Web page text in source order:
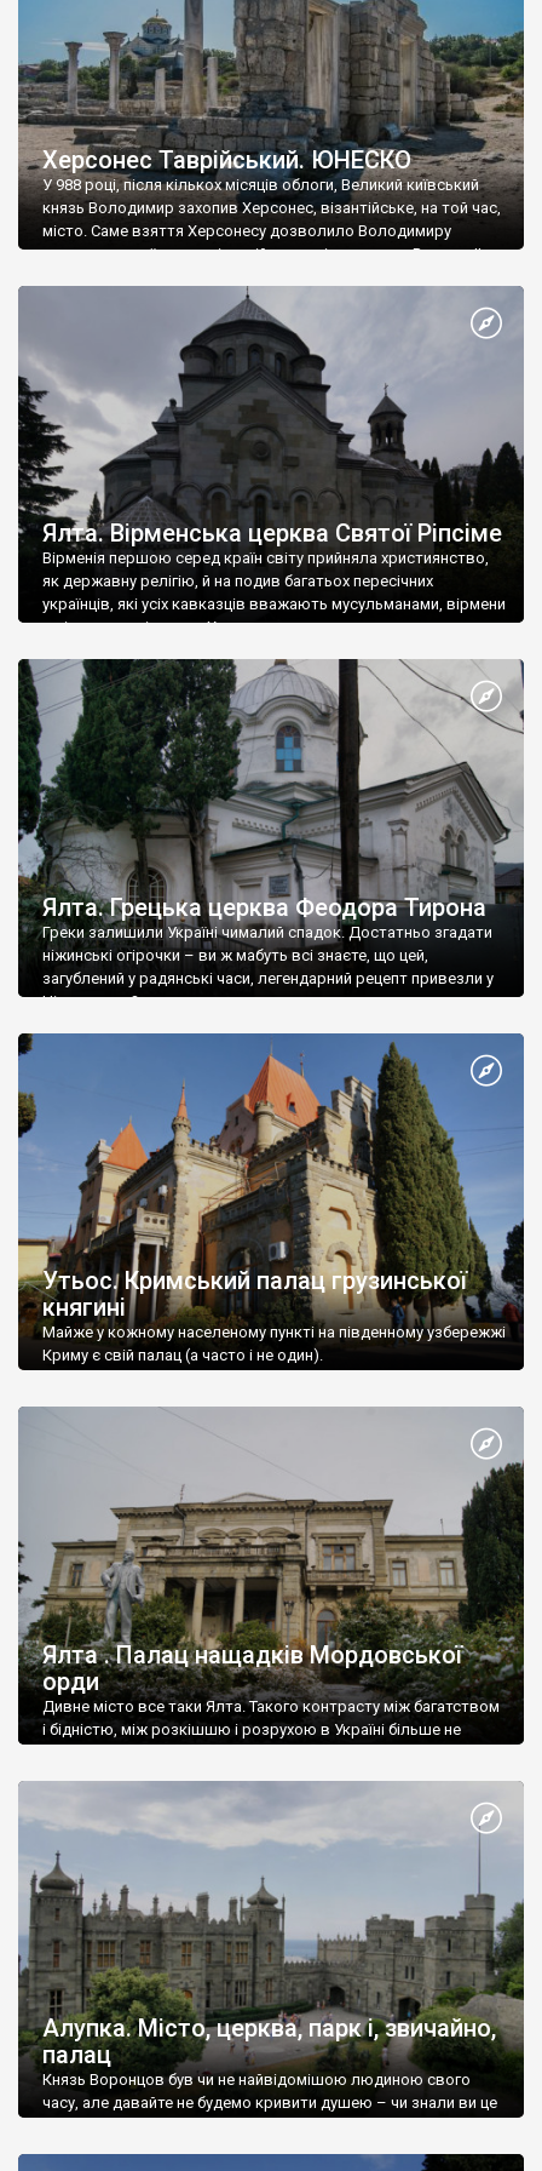
Херсонес Таврійський. ЮНЕСКО
У 988 році, після кількох місяців облоги, Великий київський
князь Володимир захопив Херсонес, візантійське, на той час,
місто. Саме взяття Херсонесу дозволило Володимиру
диктувати свої умови візантійському імператору Василю ІІ, та
Херсонесі Володимир-язичник, став Василем-християнином.
А потім було Хрещення Русі. На честь Херсонесу Таврійського
Ялта. Вірменська церква Святої Ріпсіме
Вірменія першою серед країн світу прийняла християнство,
як державну релігію, й на подив багатьох пересічних
українців, які усіх кавказців вважають мусульманами, вірмени
є відданими вірянами Христа
Ялта. Грецька церква Феодора Тирона
Греки залишили Україні чималий спадок. Достатньо згадати
ніжинські огірочки – ви ж мабуть всі знаєте, що цей,
загублений у радянські часи, легендарний рецепт привезли у
Ніжин греки?
Утьос. Кримський палац грузинської
княгині
Майже у кожному населеному пункті на південному узбережжі
Криму є свій палац (а часто і не один).
Ялта . Палац нащадків Мордовської
орди
Дивне місто все таки Ялта. Такого контрасту між багатством
і бідністю, між розкішшю і розрухою в Україні більше не
Алупка. Місто, церква, парк і, звичайно,
палац
Князь Воронцов був чи не найвідомішою людиною свого
часу, але давайте не будемо кривити душею – чи знали ви це